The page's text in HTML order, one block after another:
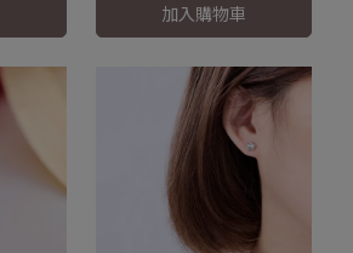
加入購物車